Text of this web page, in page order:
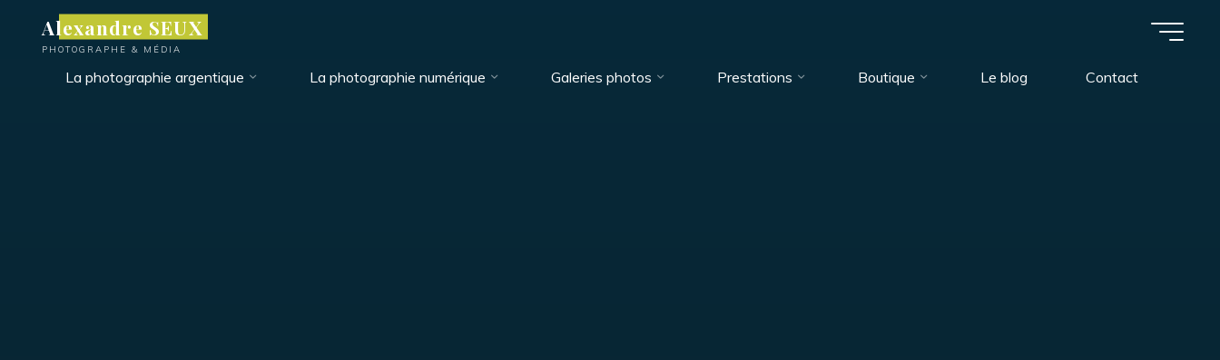
Alexandre SEUX
PHOTOGRAPHE & MÉDIA
La photographie argentique La photographie numérique Galeries photos Prestations Boutique Le blog Contact